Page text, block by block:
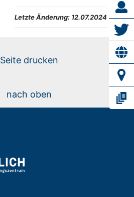
Letzte Änderung: 12.07.2024
Seite drucken
nach oben